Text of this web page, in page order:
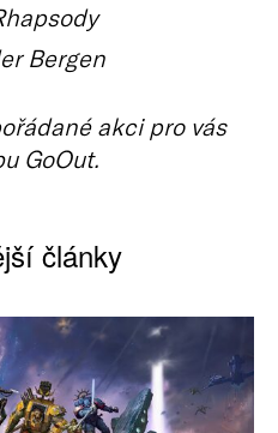
Bergen
akci pro vás
GoOut.
články